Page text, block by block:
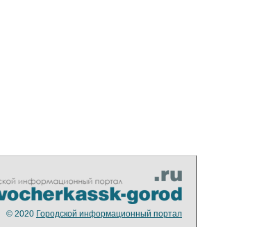
© 2020 Городской информационный портал